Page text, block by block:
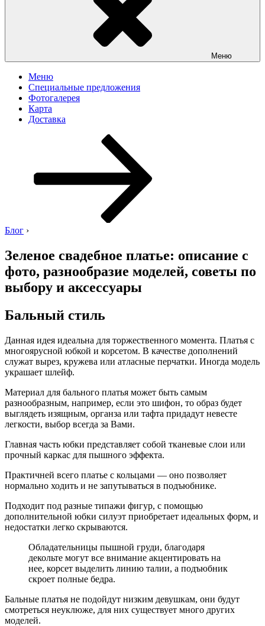
Меню
Меню
Специальные предложения
Фотогалерея
Карта
Доставка
Блог ›
Зеленое свадебное платье: описание с
фото, разнообразие моделей, советы по
выбору и аксессуары
Бальный стиль
Данная идея идеальна для торжественного момента. Платья с
многоярусной юбкой и корсетом. В качестве дополнений
служат вырез, кружева или атласные перчатки. Иногда модель
украшает шлейф.
Материал для бального платья может быть самым
разнообразным, например, если это шифон, то образ будет
выглядеть изящным, органза или тафта придадут невесте
легкости, выбор всегда за Вами.
Главная часть юбки представляет собой тканевые слои или
прочный каркас для пышного эффекта.
Практичней всего платье с кольцами — оно позволяет
нормально ходить и не запутываться в подъюбнике.
Подходит под разные типажи фигур, с помощью
дополнительной юбки силуэт приобретает идеальных форм, и
недостатки легко скрываются.
Обладательницы пышной груди, благодаря
декольте могут все внимание акцентировать на
нее, корсет выделить линию талии, а подъюбник
скроет полные бедра.
Бальные платья не подойдут низким девушкам, они будут
смотреться неуклюже, для них существует много других
моделей.